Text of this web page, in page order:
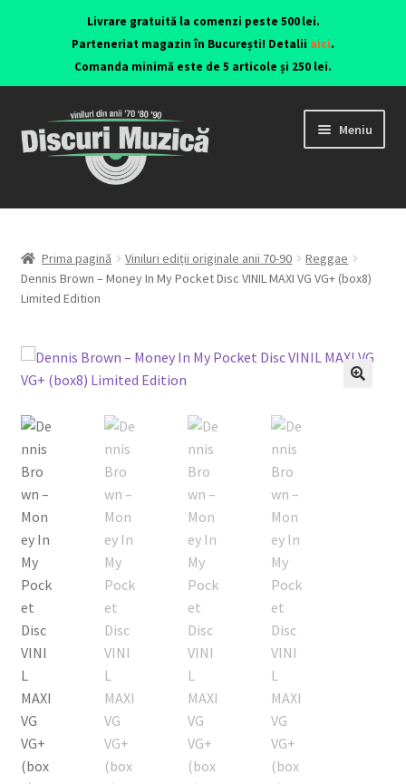
Livrare gratuită la comenzi peste 500 lei.
Parteneriat magazin în București! Detalii aici.
Comanda minimă este de 5 articole și 250 lei.
Meniu
Viniluri ediții originale anii 70-90
CD-uri originale
Contact
Listă produse
Oferta lunii
Contul meu
Prima pagină Viniluri ediții originale anii 70-90
Reggae
Dennis Brown – Money In My Pocket Disc VINIL MAXI VG VG+ (box8)
Limited Edition